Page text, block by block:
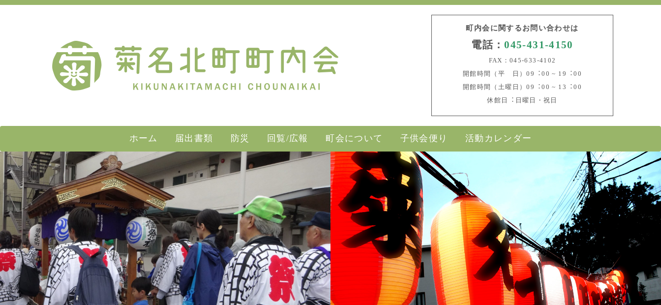
町内会に関するお問い合わせは
電話：045-431-4150
FAX：045-633-4102
開館時間（平 日）09︓00 ~ 19︓00
開館時間（土曜日）09︓00 ~ 13︓00
休館日︓日曜日・祝日
ホーム 届出書類 防災 回覧/広報 町会について 子供会便り 活動カレンダー